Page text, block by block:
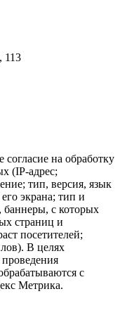
113
на обработку
(IP-адрес;
тип, версия, язык
экрана; тип и
с которых
страниц и
посетителей;
В целях
с
Метрика.